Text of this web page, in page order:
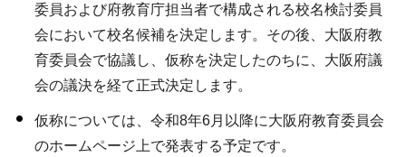
委員および府教育庁担当者で構成される校名検討委員
会において校名候補を決定します。その後、大阪府教
育委員会で協議し、仮称を決定したのちに、大阪府議
会の議決を経て正式決定します。
仮称については、令和8年6月以降に大阪府教育委員会
のホームページ上で発表する予定です。